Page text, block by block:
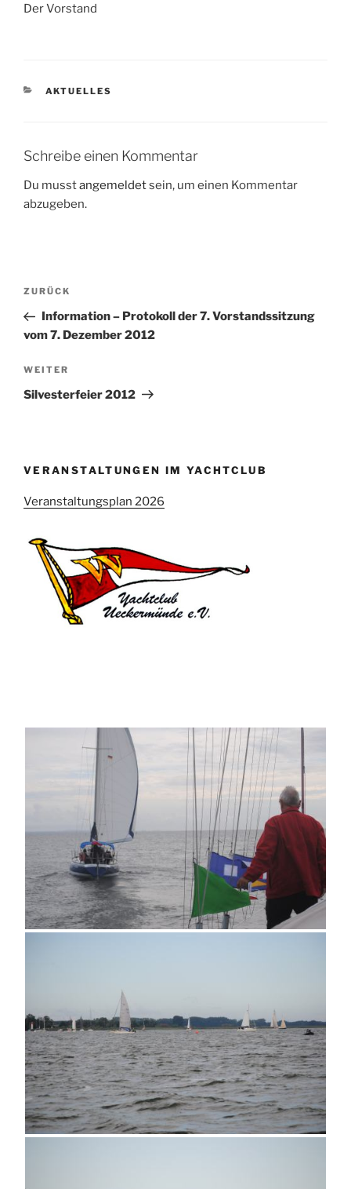
Der Vorstand
KATEGORIEN
AKTUELLES
Schreibe einen Kommentar
Du musstangemeldetsein, um einen Kommentar
abzugeben.
Beitragsnavigation
Vorheriger
Beitrag
ZURÜCK
Information – Protokoll der 7. Vorstandssitzung
vom 7. Dezember 2012
Nächster
Beitrag
WEITER
Silvesterfeier 2012
VERANSTALTUNGEN IM YACHTCLUB
Veranstaltungsplan 2026